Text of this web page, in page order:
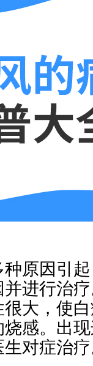
原因引起
进行治
大，使
感。出
对症治